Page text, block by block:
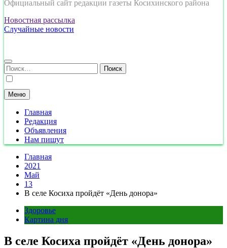
Официальный сайт редакции газеты Косихинского района
Новостная рассылка
Случайные новости
Найти:
Меню
Главная
Редакция
Объявления
Нам пишут
Главная
2021
Май
13
В селе Косиха пройдёт «День донора»
Здоровье
Картина дня
В селе Косиха пройдёт «День донора»